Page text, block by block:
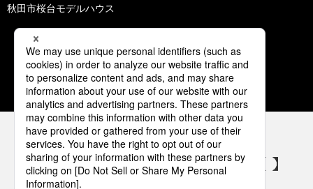
秋田市桜台モデルハウス
1 2 3 4 5
パナソニックの電気設備 SNSアカウント